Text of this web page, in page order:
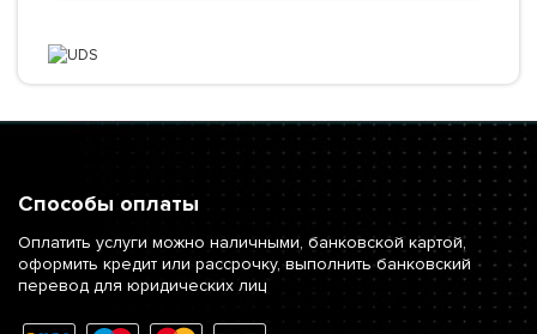
Способы оплаты
Оплатить услуги можно наличными, банковской картой,
оформить кредит или рассрочку, выполнить банковский
перевод для юридических лиц